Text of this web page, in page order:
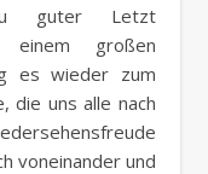
guter Letzt
großen
es wieder zum
die uns alle nach
voneinander und